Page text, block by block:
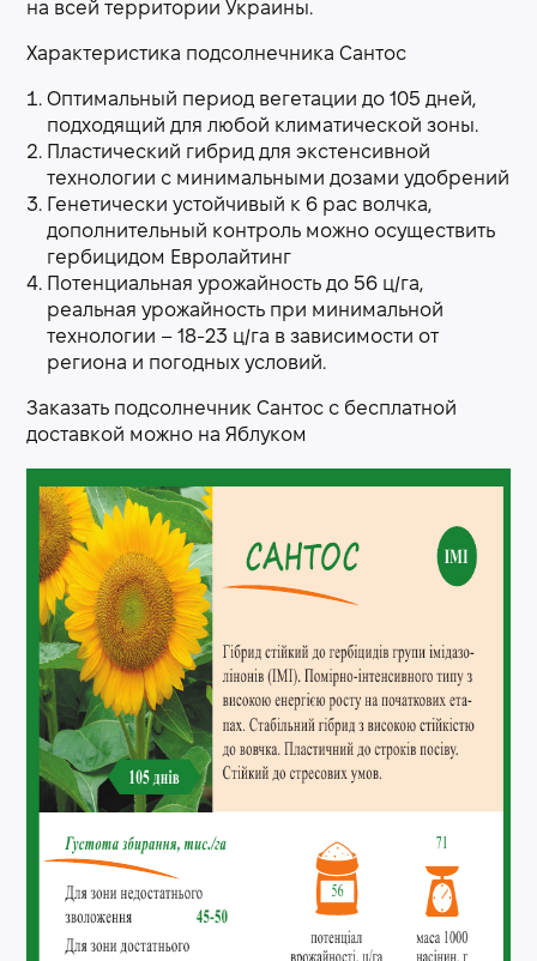
на всей территории Украины.
Характеристика подсолнечника Сантос
Оптимальный период вегетации до 105 дней,
подходящий для любой климатической зоны.
Пластический гибрид для экстенсивной
технологии с минимальными дозами удобрений
Генетически устойчивый к 6 рас волчка,
дополнительный контроль можно осуществить
гербицидом Евролайтинг
Потенциальная урожайность до 56 ц/га,
реальная урожайность при минимальной
технологии – 18-23 ц/га в зависимости от
региона и погодных условий.
Заказать подсолнечник Сантос с бесплатной
доставкой можно на Яблуком